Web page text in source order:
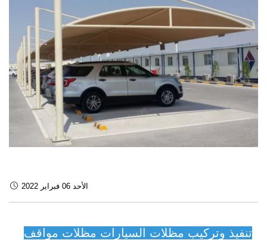
الأحد 06 فبراير 2022
تنفيذ وتركيب مظلات السيارات مظلات مواقف